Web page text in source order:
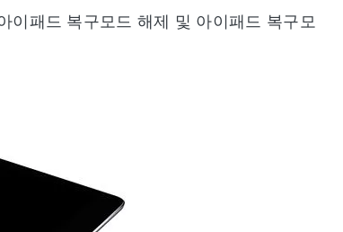
이패드 복구모드 해제 및 아이패드 복구모